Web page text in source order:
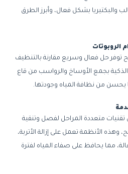
والبكتيريا بشكل فعال، وأبرز الطرق
الروبوتات
توفر حل فعال وسريع مقارنة بالتنظيف
بجمع الأوساخ والرواسب من قاع
يحسن من نظافة المياه وجودتها.
تقنيات متعددة المراحل لفصل وتنقية
وهذه الأنظمة تعمل على إزالة الأتربة،
مما يحافظ على صفاء المياه لفترة